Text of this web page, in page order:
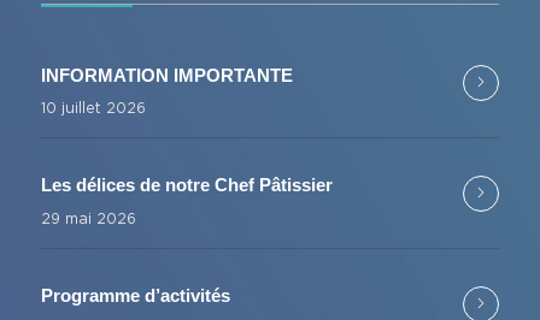
INFORMATION IMPORTANTE
10 juillet 2026
Les délices de notre Chef Pâtissier
29 mai 2026
Programme d’activités